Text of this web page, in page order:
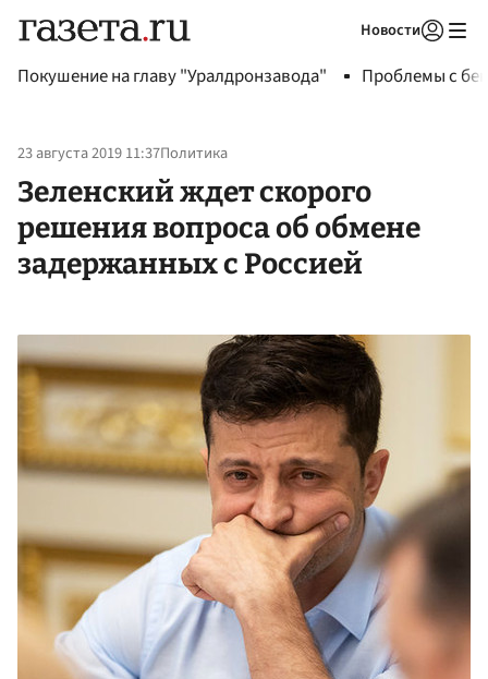
Новости
Покушение на главу "Уралдронзавода" Проблемы с
23 августа 2019 11:37Политика
Зеленский ждет скорого
решения вопроса об обмене
задержанных с Россией